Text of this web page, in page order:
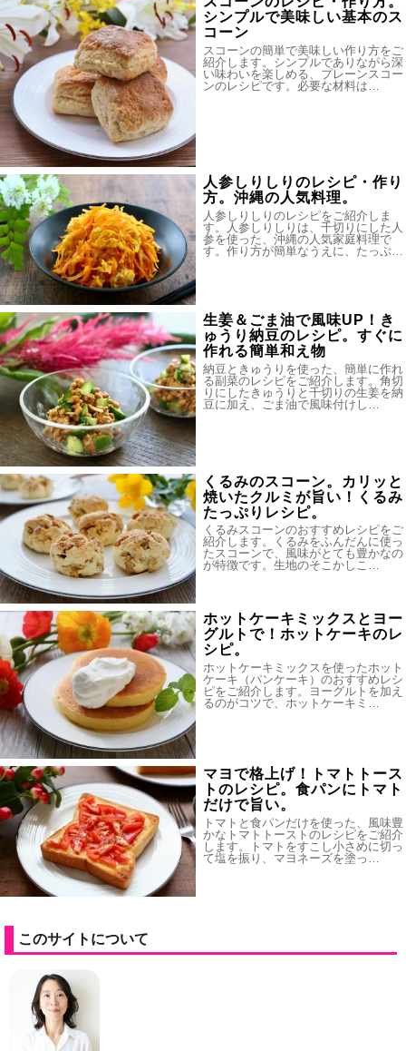
シンプルで美味しい基本のス
コーン
スコーンの簡単で美味しい作り方をご
紹介します。シンプルでありながら深
い味わいを楽しめる、プレーンスコー
ンのレシピです。必要な材料は…
人参しりしりのレシピ・作り
方。沖縄の人気料理。
人参しりしりのレシピをご紹介しま
す。人参しりしりは、千切りにした人
参を使った、沖縄の人気家庭料理で
す。作り方が簡単なうえに、たっぷ…
生姜＆ごま油で風味UP！き
ゅうり納豆のレシピ。すぐに
作れる簡単和え物
納豆ときゅうりを使った、簡単に作れ
る副菜のレシピをご紹介します。角切
りにしたきゅうりと千切りの生姜を納
豆に加え、ごま油で風味付けし…
くるみのスコーン。カリッと
焼いたクルミが旨い！くるみ
たっぷりレシピ。
くるみスコーンのおすすめレシピをご
紹介します。くるみをふんだんに使っ
たスコーンで、風味がとても豊かなの
が特徴です。生地のそこかしこ…
ホットケーキミックスとヨー
グルトで！ホットケーキのレ
シピ。
ホットケーキミックスを使ったホット
ケーキ（パンケーキ）のおすすめレシ
ピをご紹介します。ヨーグルトを加え
るのがコツで、ホットケーキミ…
マヨで格上げ！トマトトース
トのレシピ。食パンにトマト
だけで旨い。
トマトと食パンだけを使った、風味豊
かなトマトトーストのレシピをご紹介
します。トマトをすこし小さめに切っ
て塩を振り、マヨネーズを塗っ…
このサイトについて